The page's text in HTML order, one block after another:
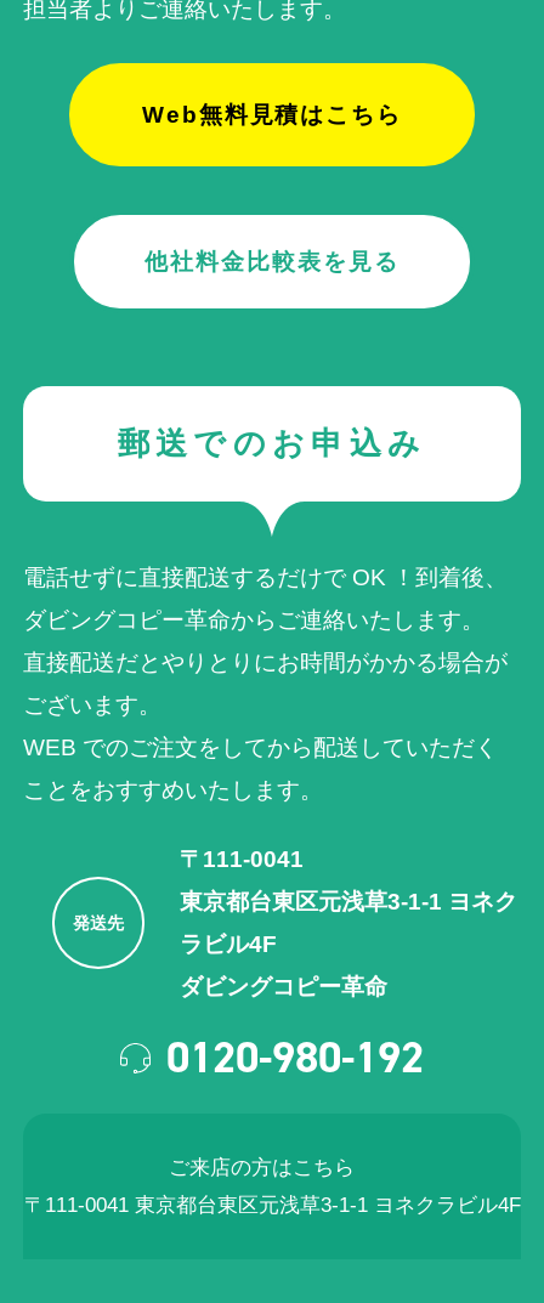
担当者よりご連絡いたします。
Web無料見積はこちら
他社料金比較表を見る
郵送でのお申込み
電話せずに直接配送するだけで OK ！到着後、
ダビングコピー革命からご連絡いたします。
直接配送だとやりとりにお時間がかかる場合が
ございます。
WEB でのご注⽂をしてから配送していただく
ことをおすすめいたします。
発送先
〒111-0041
東京都台東区元浅草3-1-1 ヨネク
ラビル4F
ダビングコピー革命
0120-980-192
ご来店の方はこちら
〒111-0041 東京都台東区元浅草3-1-1 ヨネクラビル4F